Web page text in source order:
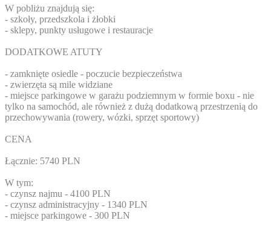
W pobliżu znajdują się:
- szkoły, przedszkola i żłobki
- sklepy, punkty usługowe i restauracje
DODATKOWE ATUTY
- zamknięte osiedle - poczucie bezpieczeństwa
- zwierzęta są mile widziane
- miejsce parkingowe w garażu podziemnym w formie boxu - nie
tylko na samochód, ale również z dużą dodatkową przestrzenią do
przechowywania (rowery, wózki, sprzęt sportowy)
CENA
Łącznie: 5740 PLN
W tym:
- czynsz najmu - 4100 PLN
- czynsz administracyjny - 1340 PLN
- miejsce parkingowe - 300 PLN